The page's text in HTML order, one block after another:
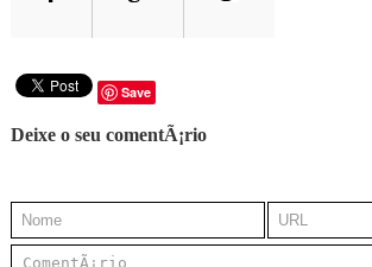
Save
Deixe o seu comentÃ¡rio